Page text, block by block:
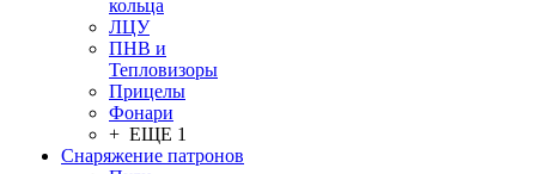
кольца
ЛЦУ
ПНВ и
Тепловизоры
Прицелы
Фонари
+ ЕЩЕ 1
Снаряжение патронов